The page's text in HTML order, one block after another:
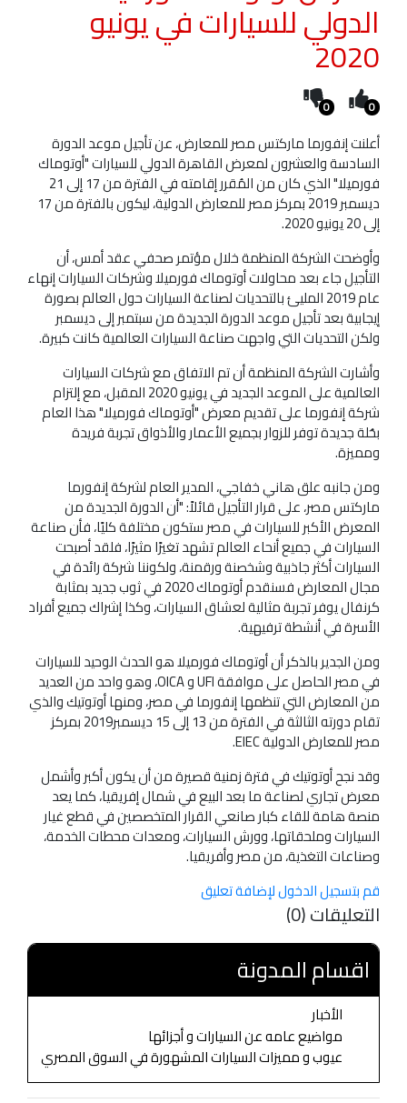
الدولي للسيارات في يونيو
2020
0
0
أعلنت إنفورما ماركتس مصر للمعارض، عن تأجيل موعد الدورة
السادسة والعشرون لمعرض القاهرة الدولي للسيارات "أوتوماك
فورميلا" الذي كان من المُقرر إقامته في الفترة من 17 إلى 21
ديسمبر 2019 بمركز مصر للمعارض الدولية، ليكون بالفترة من 17
إلى 20 يونيو 2020.
وأوضحت الشركة المنظمة خلال مؤتمر صحفي عقد أمس، أن
التأجيل جاء بعد محاولات أوتوماك فورميلا وشركات السيارات إنهاء
عام 2019 المليئ بالتحديات لصناعة السيارات حول العالم بصورة
إيجابية بعد تأجيل موعد الدورة الجديدة من سبتمبر إلى ديسمبر
ولكن التحديات التي واجهت صناعة السيارات العالمية كانت كبيرة.
وأشارت الشركة المنظمة أن تم الاتفاق مع شركات السيارات
العالمية على الموعد الجديد في يونيو 2020 المقبل، مع إلتزام
شركة إنفورما على تقديم معرض "أوتوماك فورميلا" هذا العام
بحُلة جديدة توفر للزوار بجميع الأعمار والأذواق تجربة فريدة
ومميزة.
ومن جانبه علق هاني خفاجي، المدير العام لشركة إنفورما
ماركتس مصر، على قرار التأجيل قائلاً: "أن الدورة الجديدة من
المعرض الأكبر للسيارات في مصر ستكون مختلفة كليًا، فأن صناعة
السيارات في جميع أنحاء العالم تشهد تغيرًا مثيرًا، فلقد أصبحت
السيارات أكثر جاذبية وشخصنة ورقمنة، ولكوننا شركة رائدة في
مجال المعارض فسنقدم أوتوماك 2020 في ثوب جديد بمثابة
كرنفال يوفر تجربة مثالية لعشاق السيارات، وكذا إشراك جميع أفراد
الأسرة في أنشطة ترفيهية.
ومن الجدير بالذكر أن أوتوماك فورميلا هو الحدث الوحيد للسيارات
في مصر الحاصل على موافقة UFI و OICA، وهو واحد من العديد
من المعارض التي تنظمها إنفورما في مصر، ومنها أوتوتيك والذي
تقام دورته الثالثة في الفترة من 13 إلى 15 ديسمبر2019 بمركز
مصر للمعارض الدولية EIEC.
وقد نجح أوتوتيك في فترة زمنية قصيرة من أن يكون أكبر وأشمل
معرض تجاري لصناعة ما بعد البيع في شمال إفريقيا، كما يعد
منصة هامة للقاء كبار صانعي القرار المتخصصين في قطع غيار
السيارات وملحقاتها، وورش السيارات، ومعدات محطات الخدمة،
وصناعات التغذية، من مصر وأفريقيا.
قم بتسجيل الدخول لإضافة تعليق
التعليقات (0)
اقسام المدونة
الأخبار
مواضيع عامه عن السيارات و أجزائها
عيوب و مميزات السيارات المشهورة في السوق المصري